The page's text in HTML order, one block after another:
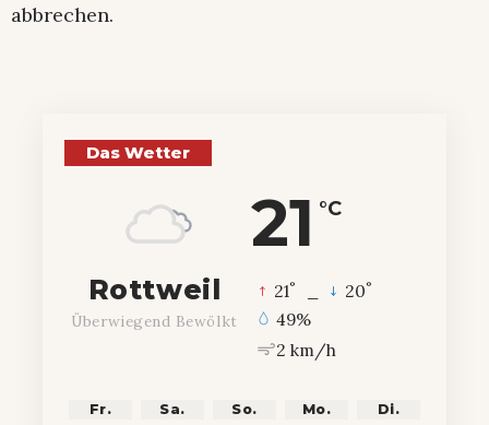
abbrechen.
Das Wetter
21 °C
Rottweil
Überwiegend Bewölkt
21° 20°
49%
2 km/h
Fr. Sa. So. Mo. Di.